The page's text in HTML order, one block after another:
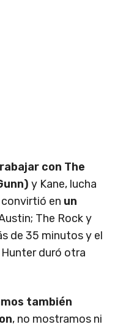
con The
y Kane, lucha
en un
The Rock y
de 35 minutos y el
duró otra
también
, no mostramos ni